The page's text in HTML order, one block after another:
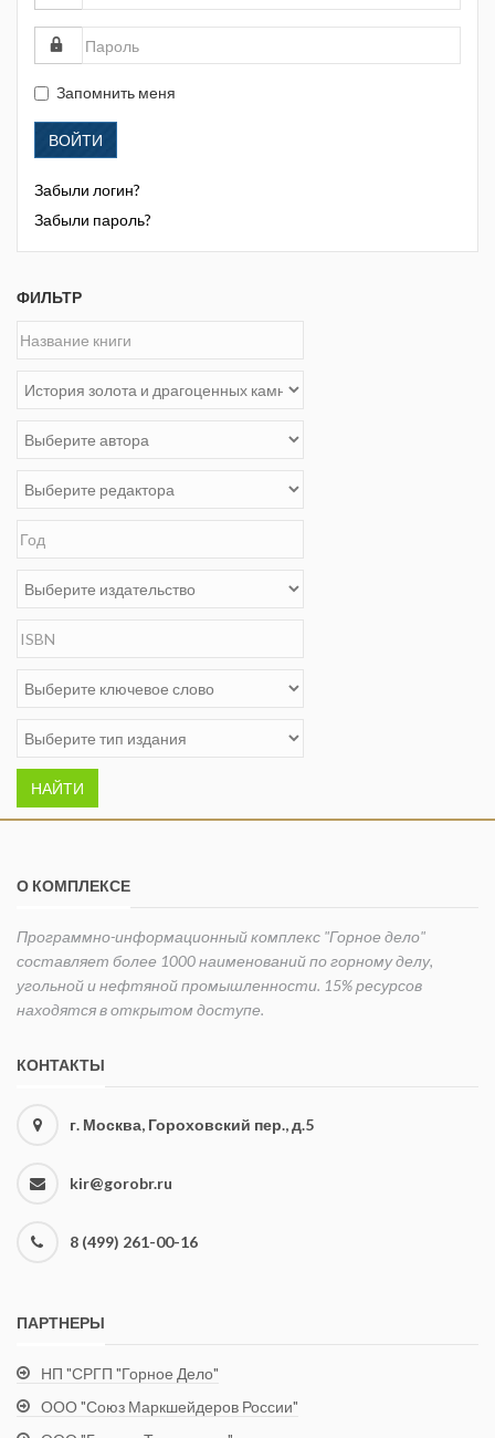
Запомнить меня
ВОЙТИ
Забыли логин?
Забыли пароль?
ФИЛЬТР
НАЙТИ
О КОМПЛЕКСЕ
Программно-информационный комплекс "Горное дело"
составляет более 1000 наименований по горному делу,
угольной и нефтяной промышленности. 15% ресурсов
находятся в открытом доступе.
КОНТАКТЫ
г. Москва, Гороховский пер., д.5
kir@gorobr.ru
8 (499) 261-00-16
ПАРТНЕРЫ
НП "СРГП "Горное Дело"
ООО "Союз Маркшейдеров России"